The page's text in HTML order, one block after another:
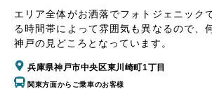
エリア全体がお洒落でフォトジェニック
る時間帯によって雰囲気も異なるので、
神戸の見どころとなっています。
兵庫県神戸市中央区東川崎町1丁目
関東方面からご乗車のお客様